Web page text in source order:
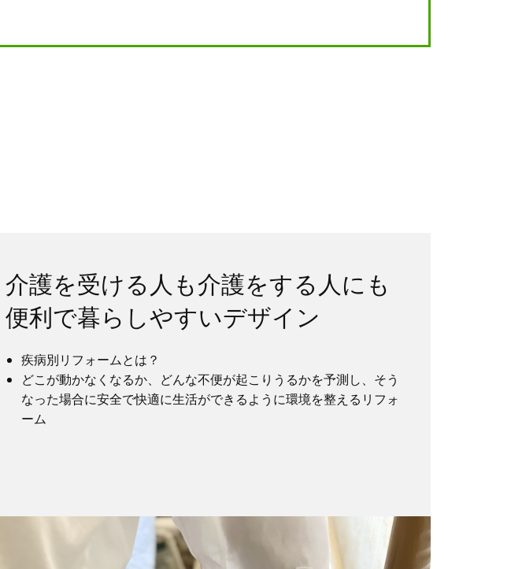
介護を受ける人も介護をする人にも
便利で暮らしやすいデザイン
疾病別リフォームとは？
どこが動かなくなるか、どんな不便が起こりうるかを予測し、そう
なった場合に安全で快適に生活ができるように環境を整えるリフォ
ーム